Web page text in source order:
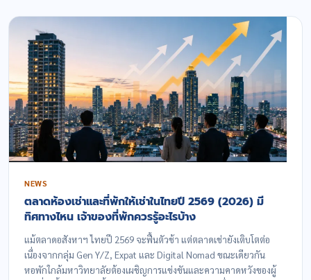
NEWS
ตลาดห้องเช่าและที่พักให้เช่าในไทยปี 2569 (2026) มี
ทิศทางไหน เจ้าของที่พักควรรู้อะไรบ้าง
แม้ตลาดอสังหาฯ ไทยปี 2569 จะฟื้นตัวช้า แต่ตลาดเช่ายังเติบโตต่อ
เนื่องจากกลุ่ม Gen Y/Z, Expat และ Digital Nomad ขณะเดียวกัน
หอพักใกล้มหาวิทยาลัยต้องเผชิญการแข่งขันและความคาดหวังของผู้